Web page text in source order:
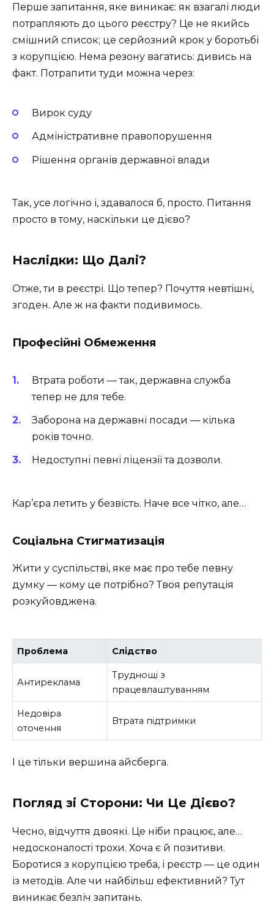
Перше запитання, яке виникає: як взагалі люди
потрапляють до цього реєстру? Це не якийсь
смішний список; це серйозний крок у боротьбі
з корупцією. Нема резону вагатись: дивись на
факт. Потрапити туди можна через:
Вирок суду
Адміністративне правопорушення
Рішення органів державної влади
Так, усе логічно і, здавалося б, просто. Питання
просто в тому, наскільки це дієво?
Наслідки: Що Далі?
Отже, ти в реєстрі. Що тепер? Почуття невтішні,
згоден. Але ж на факти подивимось.
Професійні Обмеження
Втрата роботи — так, державна служба
тепер не для тебе.
Заборона на державні посади — кілька
років точно.
Недоступні певні ліцензії та дозволи.
Кар’єра летить у безвість. Наче все чітко, але…
Соціальна Стигматизація
Жити у суспільстві, яке має про тебе певну
думку — кому це потрібно? Твоя репутація
розкуйовджена.
Проблема Слідство
Антиреклама
Труднощі з
працевлаштуванням
Недовіра
оточення
Втрата підтримки
І це тільки вершина айсберга.
Погляд зі Сторони: Чи Це Дієво?
Чесно, відчуття двоякі. Це ніби працює, але…
недосконалості трохи. Хоча є й позитиви.
Боротися з корупцією треба, і реєстр — це один
із методів. Але чи найбільш ефективний? Тут
виникає безліч запитань.